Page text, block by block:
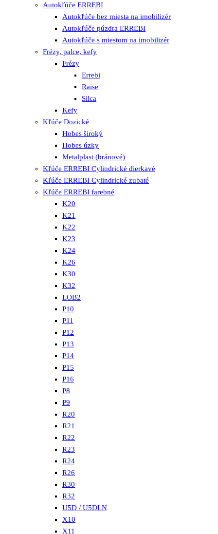
Autokľúče ERREBI
Autokľúče bez miesta na imobilizér
Autokľúče púzdra ERREBI
Autokľúče s miestom na imobilizér
Frézy, palce, kefy
Frézy
Errebi
Raise
Silca
Kefy
Kľúče Dozické
Hobes široký
Hobes úzky
Metalplast (bránové)
Kľúče ERREBI Cylindrické dierkavé
Kľúče ERREBI Cylindrické zubaté
Kľúče ERREBI farebné
K20
K21
K22
K23
K24
K26
K30
K32
LOB2
P10
P11
P12
P13
P14
P15
P16
P8
P9
R20
R21
R22
R23
R24
R26
R30
R32
U5D / U5DLN
X10
X11